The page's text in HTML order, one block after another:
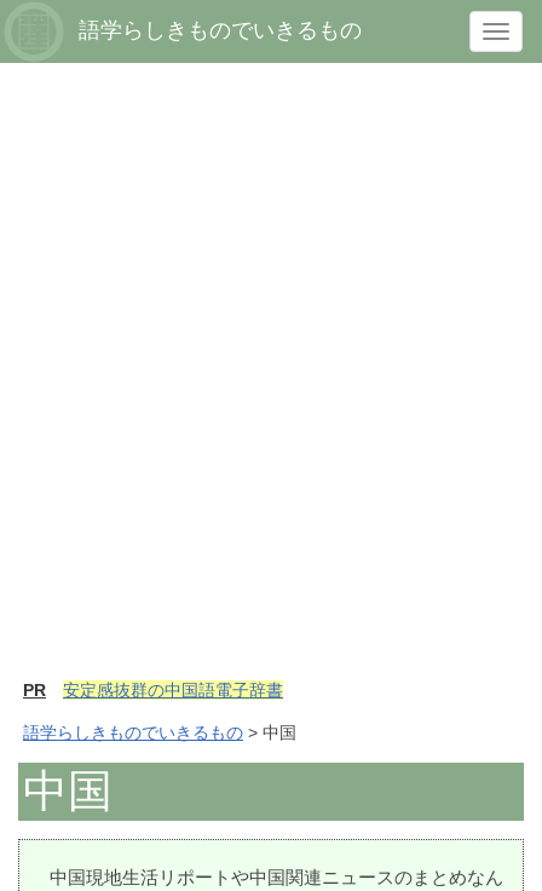
T
o
語学らしきものでいきるもの
PR 安定感抜群の中国語電子辞書
語学らしきものでいきるもの > 中国
中国
中国現地生活リポートや中国関連ニュースのまとめなん